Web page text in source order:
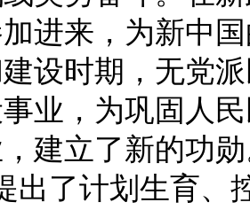
进来，为新中
设时期，无党
业，为巩固人
建立了新的功
出了计划生育、